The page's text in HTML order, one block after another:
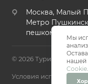
Москва, Малый
Метро
пешком.
© 2026
Условия использования
Мы
нашей
Cookie.